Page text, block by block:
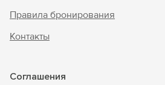
Правила бронирования
Контакты
Соглашения